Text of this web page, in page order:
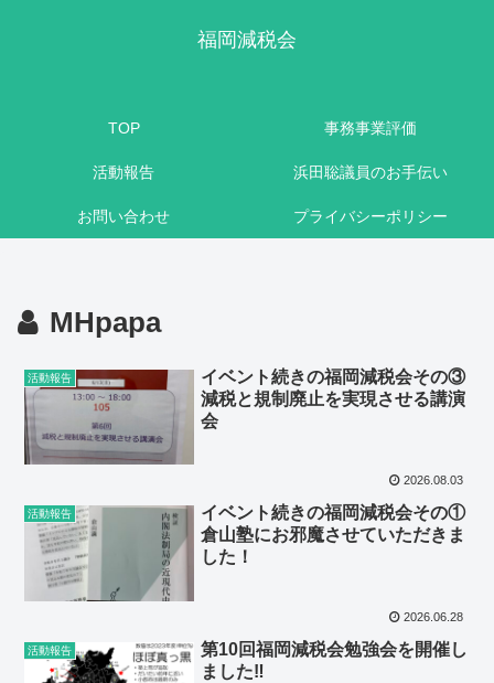
福岡減税会
TOP 事務事業評価
活動報告 浜田聡議員のお手伝い
お問い合わせ プライバシーポリシー
MHpapa
活動報告
イベント続きの福岡減税会その③
減税と規制廃止を実現させる講演
会
2026.08.03
活動報告
イベント続きの福岡減税会その①
倉山塾にお邪魔させていただきま
した！
2026.06.28
活動報告
第10回福岡減税会勉強会を開催し
ました‼️